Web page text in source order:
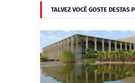
TALVEZ VOCÊ GOSTE DESTAS